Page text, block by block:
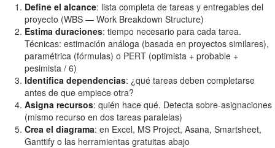
Define el alcance: lista completa de tareas y entregables del
proyecto (WBS — Work Breakdown Structure)
Estima duraciones: tiempo necesario para cada tarea.
Técnicas: estimación análoga (basada en proyectos similares),
paramétrica (fórmulas) o PERT (optimista + probable +
pesimista / 6)
Identifica dependencias: ¿qué tareas deben completarse
antes de que empiece otra?
Asigna recursos: quién hace qué. Detecta sobre-asignaciones
(mismo recurso en dos tareas paralelas)
Crea el diagrama: en Excel, MS Project, Asana, Smartsheet,
Ganttify o las herramientas gratuitas abajo